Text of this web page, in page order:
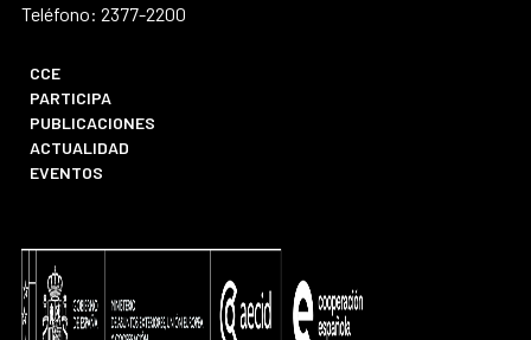
Teléfono: 2377-2200
CCE
PARTICIPA
PUBLICACIONES
ACTUALIDAD
EVENTOS